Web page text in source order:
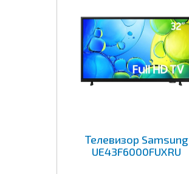
Телевизор Samsung
UE43F6000FUXRU